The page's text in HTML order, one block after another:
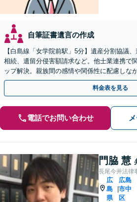
自筆証書遺言の作成
【白島線「女学院前駅」5分】遺産分割協議
相続、遺留分侵害額請求など。他士業連携で
ップ解決。親族間の感情や関係性に配慮しな
【初回相談無料】
料金表を見る
電話でお問い合わせ
門脇 慧
長尾今井法律
広
島
県
広島
市中
区